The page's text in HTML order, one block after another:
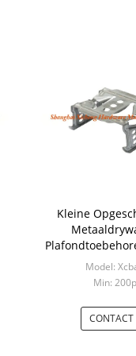
Kleine
Regelbare
Model:
Min:
CONTACT